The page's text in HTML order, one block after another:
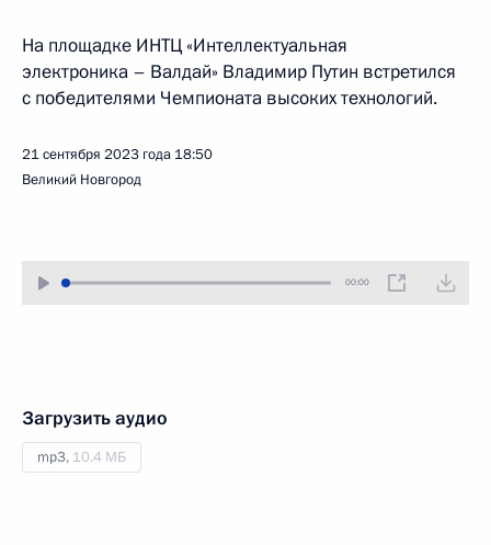
На площадке ИНТЦ «Интеллектуальная
электроника – Валдай» Владимир Путин встретился
с победителями Чемпионата высоких технологий.
21 сентября 2023 года 18:50
Великий Новгород
00:00
Загрузить аудио
mp3, 10.4 МБ